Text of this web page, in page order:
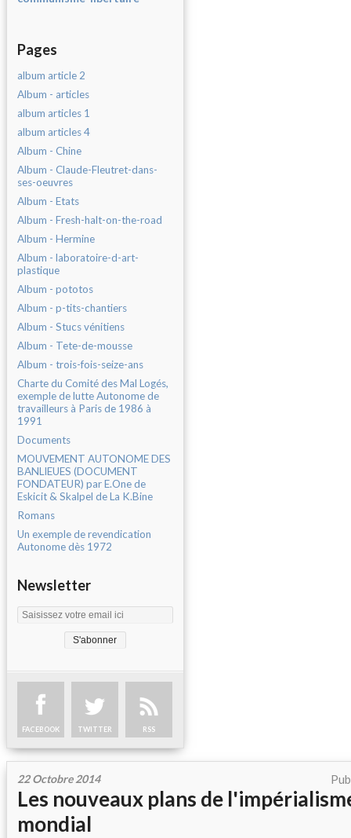
Pages
album article 2
Album - articles
album articles 1
album articles 4
Album - Chine
Album - Claude-Fleutret-dans-
ses-oeuvres
Album - Etats
Album - Fresh-halt-on-the-road
Album - Hermine
Album - laboratoire-d-art-
plastique
Album - pototos
Album - p-tits-chantiers
Album - Stucs vénitiens
Album - Tete-de-mousse
Album - trois-fois-seize-ans
Charte du Comité des Mal Logés,
exemple de lutte Autonome de
travailleurs à Paris de 1986 à
1991
Documents
MOUVEMENT AUTONOME DES
BANLIEUES (DOCUMENT
FONDATEUR) par E.One de
Eskicit & Skalpel de La K.Bine
Romans
Un exemple de revendication
Autonome dès 1972
Newsletter
FACEBOOK TWITTER RSS
22 Octobre 2014
Les nouveaux plans de
mondial